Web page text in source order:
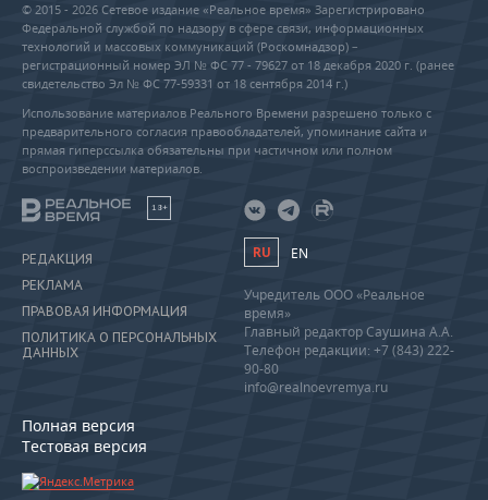
© 2015 - 2026 Сетевое издание «Реальное время» Зарегистрировано
Федеральной службой по надзору в сфере связи, информационных
технологий и массовых коммуникаций (Роскомнадзор) –
регистрационный номер ЭЛ № ФС 77 - 79627 от 18 декабря 2020 г. (ранее
свидетельство Эл № ФС 77-59331 от 18 сентября 2014 г.)
Использование материалов Реального Времени разрешено только с
предварительного согласия правообладателей, упоминание сайта и
прямая гиперссылка обязательны при частичном или полном
воспроизведении материалов.
18+
РЕДАКЦИЯ
РЕКЛАМА
ПРАВОВАЯ ИНФОРМАЦИЯ
ПОЛИТИКА О ПЕРСОНАЛЬНЫХ
ДАННЫХ
Полная версия
Тестовая версия
RU EN
Учредитель ООО «Реальное
время»
Главный редактор Саушина А.А.
Телефон редакции: +7 (843) 222-
90-80
info@realnoevremya.ru